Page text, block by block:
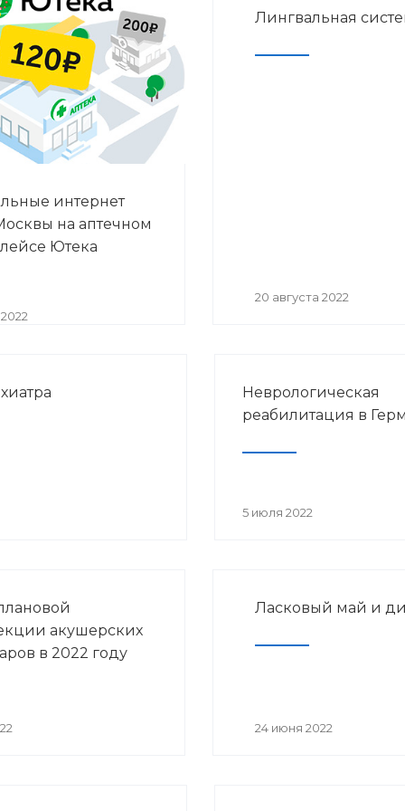
интернет
на аптечном
Ютека
Лингвальная
20 августа 2022
Неврологическая
реабилитация в
5 июля 2022
акушерских
в 2022 году
Ласковый май и
24 июня 2022